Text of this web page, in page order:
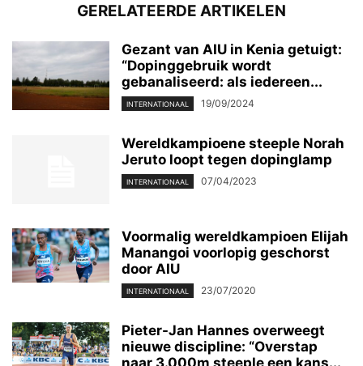
GERELATEERDE ARTIKELEN
Gezant van AIU in Kenia getuigt:
“Dopinggebruik wordt
gebanaliseerd: als iedereen...
INTERNATIONAAL 19/09/2024
Wereldkampioene steeple Norah
Jeruto loopt tegen dopinglamp
INTERNATIONAAL 07/04/2023
Voormalig wereldkampioen Elijah
Manangoi voorlopig geschorst
door AIU
INTERNATIONAAL 23/07/2020
Pieter-Jan Hannes overweegt
nieuwe discipline: “Overstap